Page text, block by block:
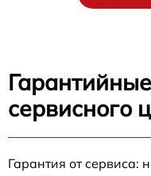
сервисного
Гарантия от сервиса: